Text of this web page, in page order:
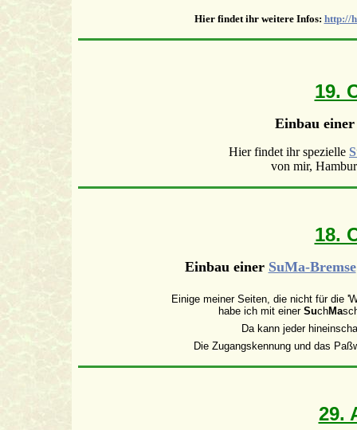
Hier findet ihr weitere Infos: http://
19.
Einbau einer
Hier findet ihr spezielle
von mir,
18.
Einbau einer SuMa-Bremse
Einige meiner Seiten, die nicht für die
habe ich mit einer SuchMa
Da kann jeder
Die Zugangskennung und das
29.